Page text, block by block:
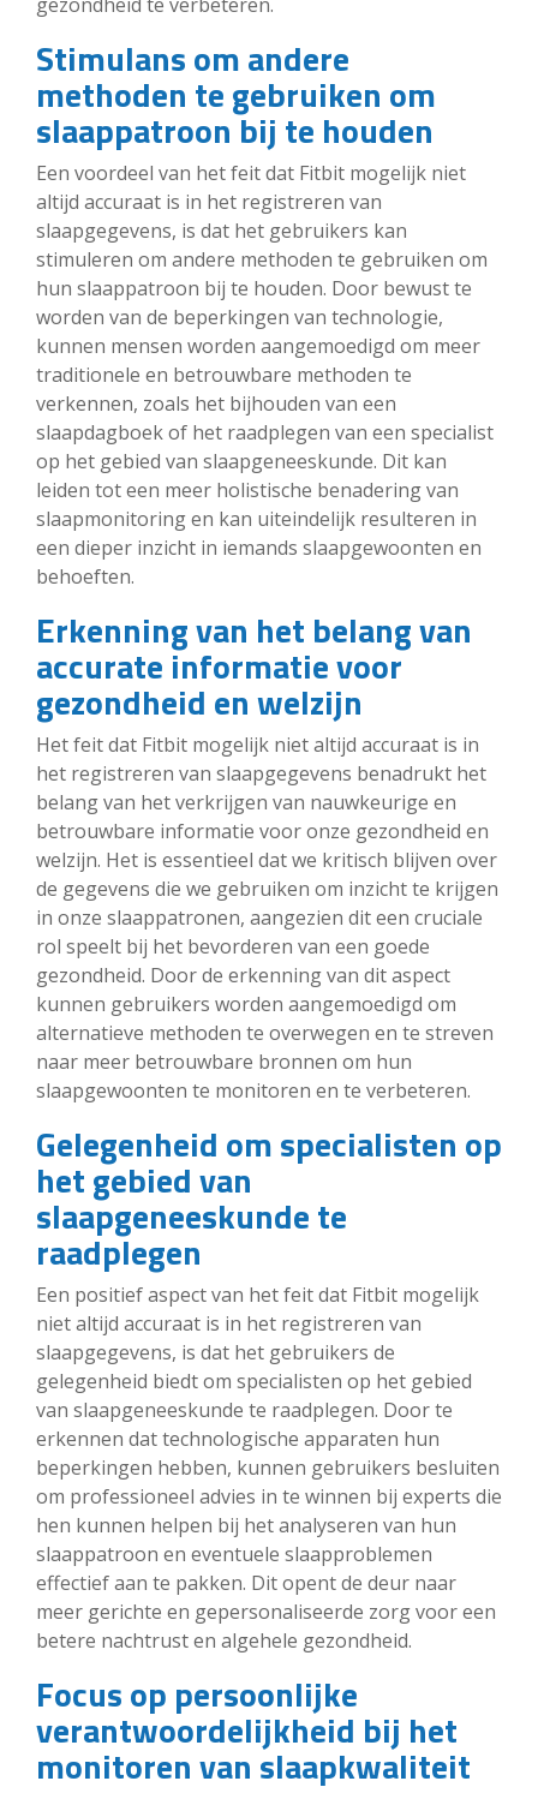
Stimulans om andere
methoden te gebruiken om
slaappatroon bij te houden
Een voordeel van het feit dat Fitbit mogelijk niet
altijd accuraat is in het registreren van
slaapgegevens, is dat het gebruikers kan
stimuleren om andere methoden te gebruiken om
hun slaappatroon bij te houden. Door bewust te
worden van de beperkingen van technologie,
kunnen mensen worden aangemoedigd om meer
traditionele en betrouwbare methoden te
verkennen, zoals het bijhouden van een
slaapdagboek of het raadplegen van een specialist
op het gebied van slaapgeneeskunde. Dit kan
leiden tot een meer holistische benadering van
slaapmonitoring en kan uiteindelijk resulteren in
een dieper inzicht in iemands slaapgewoonten en
behoeften.
Erkenning van het belang van
accurate informatie voor
gezondheid en welzijn
Het feit dat Fitbit mogelijk niet altijd accuraat is in
het registreren van slaapgegevens benadrukt het
belang van het verkrijgen van nauwkeurige en
betrouwbare informatie voor onze gezondheid en
welzijn. Het is essentieel dat we kritisch blijven over
de gegevens die we gebruiken om inzicht te krijgen
in onze slaappatronen, aangezien dit een cruciale
rol speelt bij het bevorderen van een goede
gezondheid. Door de erkenning van dit aspect
kunnen gebruikers worden aangemoedigd om
alternatieve methoden te overwegen en te streven
naar meer betrouwbare bronnen om hun
slaapgewoonten te monitoren en te verbeteren.
Gelegenheid om specialisten op
het gebied van
slaapgeneeskunde te
raadplegen
Een positief aspect van het feit dat Fitbit mogelijk
niet altijd accuraat is in het registreren van
slaapgegevens, is dat het gebruikers de
gelegenheid biedt om specialisten op het gebied
van slaapgeneeskunde te raadplegen. Door te
erkennen dat technologische apparaten hun
beperkingen hebben, kunnen gebruikers besluiten
om professioneel advies in te winnen bij experts die
hen kunnen helpen bij het analyseren van hun
slaappatroon en eventuele slaapproblemen
effectief aan te pakken. Dit opent de deur naar
meer gerichte en gepersonaliseerde zorg voor een
betere nachtrust en algehele gezondheid.
Focus op persoonlijke
verantwoordelijkheid bij het
monitoren van slaapkwaliteit